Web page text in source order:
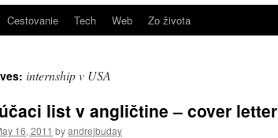
Cestovanie Tech Web Zo života
internship v USA
list v angličtine – cover letter
16, 2011 byandrejbuday